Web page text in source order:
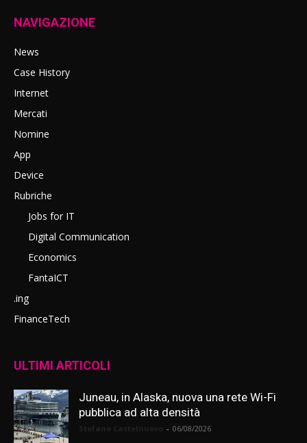
NAVIGAZIONE
News
Case History
Internet
Mercati
Nomine
App
Device
Rubriche
Jobs for IT
Digital Communication
Economics
FantaICT
.ing
FinanceTech
ULTIMI ARTICOLI
Juneau, in Alaska, nuova una rete Wi-Fi
pubblica ad alta densità
- 06/08/2026